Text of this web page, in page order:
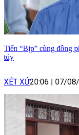
Tiến “Bịp” cùng đồng
túy
XÉT XỬ20:06 07/